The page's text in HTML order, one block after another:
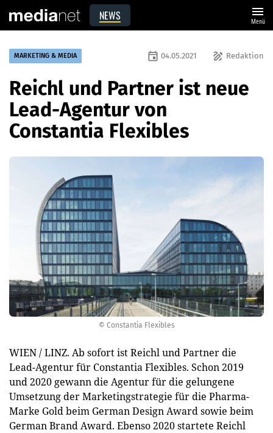
NEWS menu
Menü
© Constantia Flexibles
MARKETING & MEDIA draw Redaktion
event 04.05.2021
Reichl und Partner ist neue
Lead-Agentur von
Constantia Flexibles
WIEN / LINZ. Ab sofort ist Reichl und Partner die
Lead-Agentur für Constantia Flexibles. Schon 2019
und 2020 gewann die Agentur für die gelungene
Umsetzung der Marketingstrategie für die Pharma-
Marke Gold beim German Design Award sowie beim
German Brand Award. Ebenso 2020 startete Reichl